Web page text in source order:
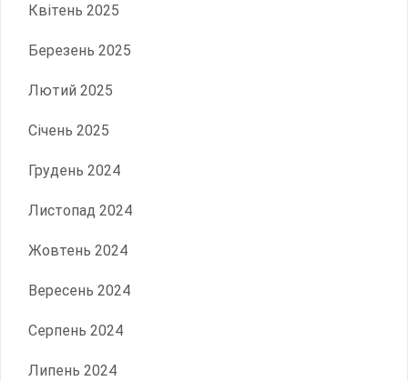
Квітень 2025
Березень 2025
Лютий 2025
Січень 2025
Грудень 2024
Листопад 2024
Жовтень 2024
Вересень 2024
Серпень 2024
Липень 2024